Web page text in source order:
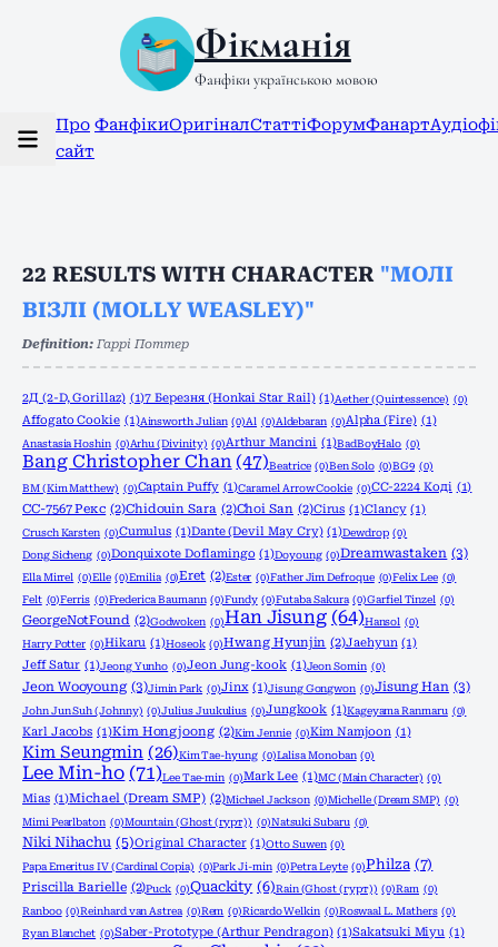
Фікманія
Фанфіки українською мовою
Про
сайт
ФанфікиОригіналСтаттіФорумФанарт
22 RESULTS WITH CHARACTER "МОЛІ
ВІЗЛІ (MOLLY WEASLEY)"
Definition: Гаррі Поттер
2Д (2-D, Gorillaz) (1)7 Березня (Honkai Star Rail) (1)Aether (Quintessence) (0)
Affogato Cookie (1)Ainsworth Julian (0)Al (0)Aldebaran (0)Alpha (Fire) (1)
Anastasia Hoshin (0)Arhu (Divinity) (0)Arthur Mancini (1)BadBoyHalo (0)
Bang Christopher Chan (47)Beatrice (0)Ben Solo (0)BG9 (0)
BM (Kim Matthew) (0)Captain Puffy (1)Caramel Arrow Cookie (0)CC-2224 Коді (1)
CC-7567 Рекс (2)Chidouin Sara (2)Choi San (2)Cirus (1)Clancy (1)
Crusch Karsten (0)Cumulus (1)Dante (Devil May Cry) (1)Dewdrop (0)
Dong Sicheng (0)Donquixote Doflamingo (1)Doyoung (0)Dreamwastaken (3)
Ella Mirrel (0)Elle (0)Emilia (0)Eret (2)Ester (0)Father Jim Defroque (0)Felix Lee (0)
Felt (0)Ferris (0)Frederica Baumann (0)Fundy (0)Futaba Sakura (0)Garfiel Tinzel (0)
GeorgeNotFound (2)Godwoken (0)Han Jisung (64)Hansol (0)
Harry Potter (0)Hikaru (1)Hoseok (0)Hwang Hyunjin (2)Jaehyun (1)
Jeff Satur (1)Jeong Yunho (0)Jeon Jung-kook (1)Jeon Somin (0)
Jeon Wooyoung (3)Jimin Park (0)Jinx (1)Jisung Gongwon (0)Jisung Han (3)
John Jun Suh (Johnny) (0)Julius Juukulius (0)Jungkook (1)Kageyama Ranmaru (0)
Karl Jacobs (1)Kim Hongjoong (2)Kim Jennie (0)Kim Namjoon (1)
Kim Seungmin (26)Kim Tae-hyung (0)Lalisa Monoban (0)
Lee Min-ho (71)Lee Tae-min (0)Mark Lee (1)MC (Main Character) (0)
Mias (1)Michael (Dream SMP) (2)Michael Jackson (0)Michelle (Dream SMP) (0)
Mimi Pearlbaton (0)Mountain (Ghost (гурт)) (0)Natsuki Subaru (0)
Niki Nihachu (5)Original Character (1)Otto Suwen (0)
Papa Emeritus IV (Cardinal Copia) (0)Park Ji-min (0)Petra Leyte (0)Philza (7)
Priscilla Barielle (2)Puck (0)Quackity (6)Rain (Ghost (гурт)) (0)Ram (0)
Ranboo (0)Reinhard van Astrea (0)Rem (0)Ricardo Welkin (0)Roswaal L. Mathers (0)
Ryan Blanchet (0)Saber-Prototype (Arthur Pendragon) (1)Sakatsuki Miyu (1)